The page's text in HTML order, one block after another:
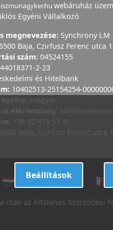
webáruház
Egyéni Vállalkozó
megnevezése: Synchrony LM
6500 Baja, Czirfusz Ferenc utca
szám: 04524155
44018371-2-23
és Hitelbank
10402513-25154254-
magyar
elérhetőség:
+36 30 475 53 45
6500 Baja, Czirfusz Ferenc utca
dutch danish
az Általános Szerződési
Beállítások